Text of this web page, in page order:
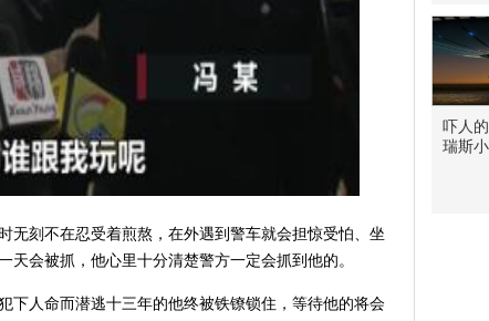
无刻不在忍受着煎熬，在外遇到警车就会担惊受怕、坐
会被抓，他心里十分清楚警方一定会抓到他的。
下人命而潜逃十三年的他终被铁镣锁住，等待他的将会
吓人
瑞斯